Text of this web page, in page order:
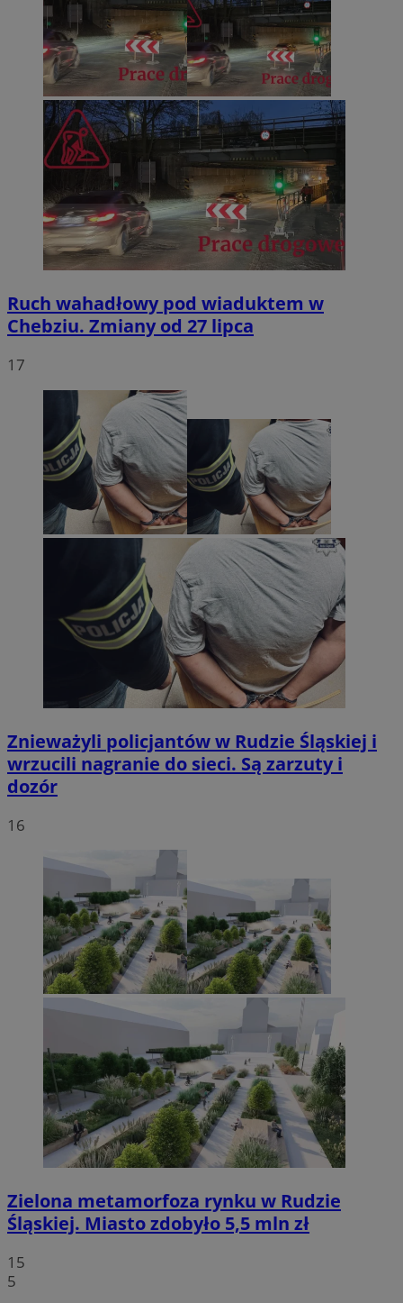
Ruch wahadłowy pod wiaduktem w
Chebziu. Zmiany od 27 lipca
17
Znieważyli policjantów w Rudzie Śląskiej i
wrzucili nagranie do sieci. Są zarzuty i
dozór
16
Zielona metamorfoza rynku w Rudzie
Śląskiej. Miasto zdobyło 5,5 mln zł
15
5